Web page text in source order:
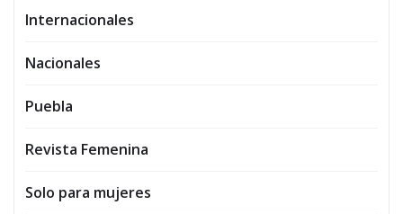
Internacionales
Nacionales
Puebla
Revista Femenina
Solo para mujeres